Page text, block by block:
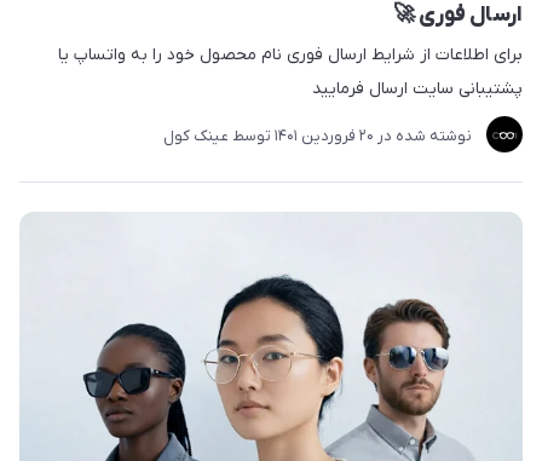
ارسال فوری 🚀
برای اطلاعات از شرایط ارسال فوری نام محصول خود را به واتساپ یا
پشتیبانی سایت ارسال فرمایید​​​​​​​​
نوشته شده در 20 فروردین 1401 توسط عینک کول